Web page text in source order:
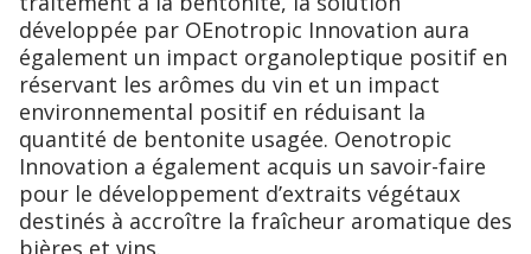
développée par OEnotropic Innovation aura
également un impact organoleptique positif en
réservant les arômes du vin et un impact
environnemental positif en réduisant la
quantité de bentonite usagée. Oenotropic
Innovation a également acquis un savoir-faire
pour le développement d’extraits végétaux
destinés à accroître la fraîcheur aromatique des